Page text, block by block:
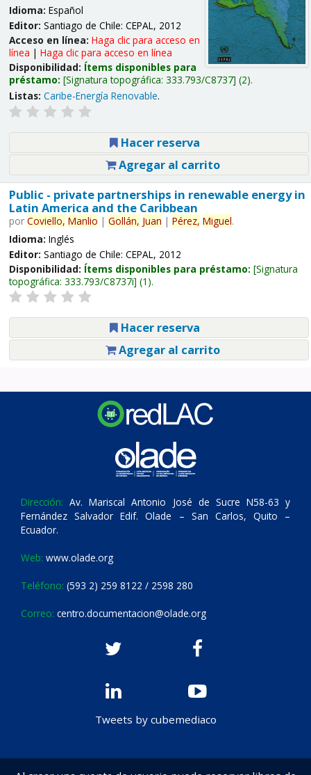
Idioma: Español
Editor: Santiago de Chile: CEPAL, 2012
Acceso en línea: Haga clic para acceso en
línea | Haga clic para acceso en línea
Disponibilidad: Ítems disponibles para
préstamo: Signatura topográfica: 333.793/C8737 (2).
Listas: Caribe-Energía Renovable.
Hacer reserva
Agregar al carrito
Public - private partnerships in renewable energy in
Latin America and the Caribbean
por Coviello, Manlio | Gollán, Juan | Pérez, Miguel.
Idioma: Inglés
Editor: Santiago de Chile: CEPAL, 2012
Disponibilidad: Ítems disponibles para préstamo: Signatura
topográfica: 333.793/C8737i (1).
Hacer reserva
Agregar al carrito
Dirección: Av. Mariscal Antonio José de Sucre N58-63 y
Fernández Salvador Edif. Olade – San Carlos, Quito –
Ecuador.
Web: www.olade.org
Teléfono: (593 2) 259 8122 / 2598 280
Correo: centro.documentacion@olade.org
Tweets by cubemediaco